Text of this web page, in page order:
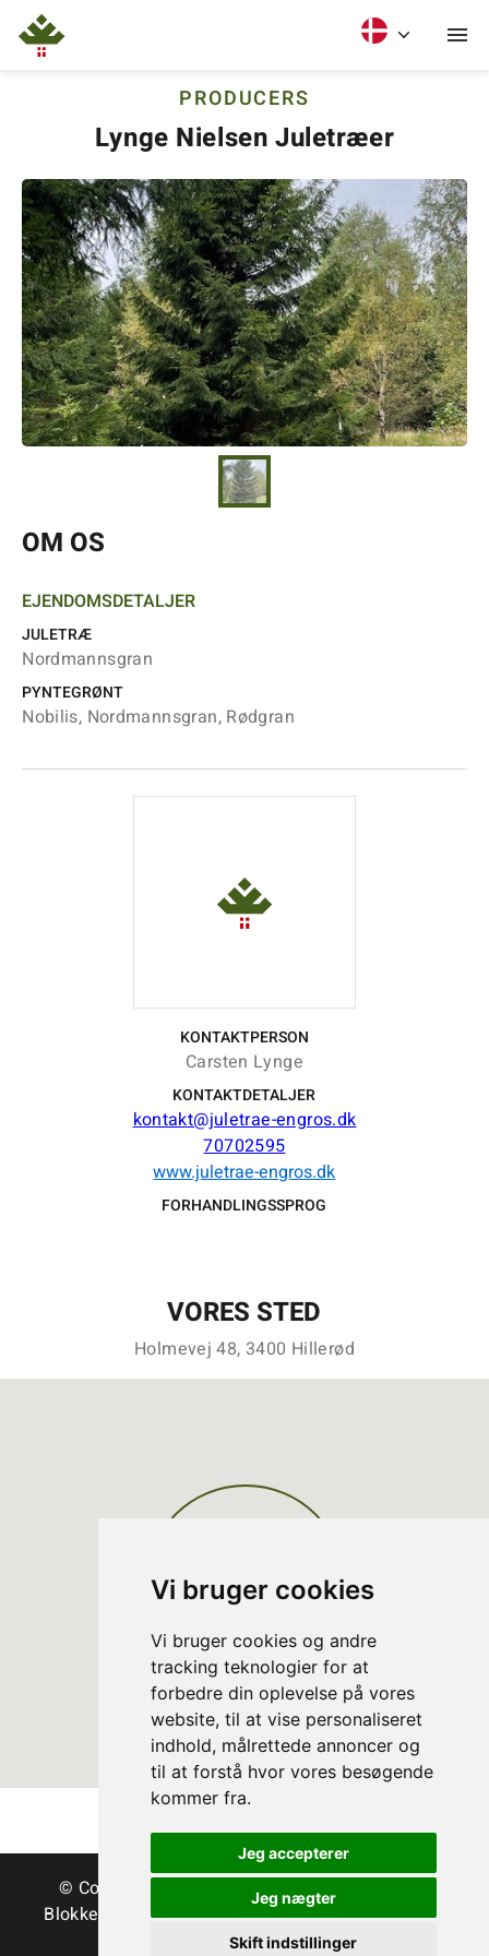
Vi bruger cookies
Vi bruger cookies og andre
tracking teknologier for at
forbedre din oplevelse på vores
website, til at vise personaliseret
indhold, målrettede annoncer og
til at forstå hvor vores besøgende
kommer fra.
Jeg accepterer
Jeg nægter
Skift indstillinger
PRODUCERS
Lynge Nielsen Juletræer
OM OS
EJENDOMSDETALJER
JULETRÆ
Nordmannsgran
PYNTEGRØNT
Nobilis, Nordmannsgran, Rødgran
KONTAKTPERSON
Carsten Lynge
KONTAKTDETALJER
kontakt@juletrae-engros.dk
70702595
www.juletrae-engros.dk
FORHANDLINGSSPROG
VORES STED
Holmevej 48, 3400 Hillerød
© Copyright Danske Juletræer - Træer & grønt
Blokken 15 | DK-3460 Birkerød | Tlf.:45 35 24 12|
info@christmastree.dk